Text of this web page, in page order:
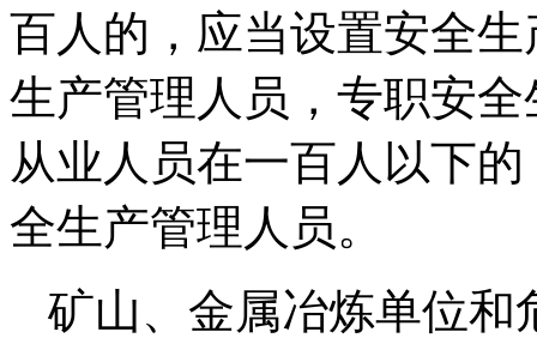
百人的，应当设置安全
生产管理人员，专职安
从业人员在一百人以下
全生产管理人员。
矿山、金属冶炼单位和